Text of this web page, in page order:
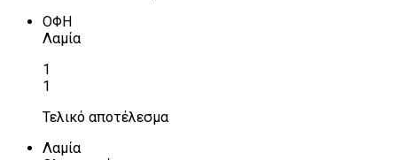
ΟΦΗ
Λαμία
1
1
Τελικό αποτέλεσμα
Λαμία